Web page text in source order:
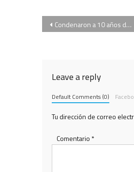
Navegación
Condenaron a 10 años de prisión al expediatra del Garrahan por pornografía infantil
Leave a reply
Default Comments (0)
Tu dirección de correo
Comentario *